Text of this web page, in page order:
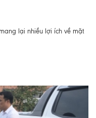
lại nhiều lợi ích về mặt